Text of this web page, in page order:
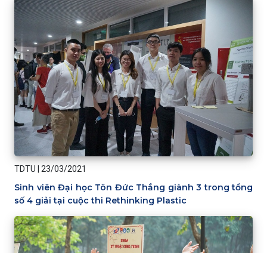
TDTU | 23/03/2021
Sinh viên Đại học Tôn Đức Thắng giành 3 trong tổng
số 4 giải tại cuộc thi Rethinking Plastic